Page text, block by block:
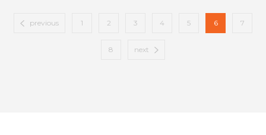
previous 1 2 3 4 5 6 7
8 next